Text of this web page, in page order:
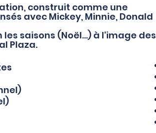
construit comme une
avec Mickey, Minnie, Donald
saisons (Noël...) à l'image des
Plaza.